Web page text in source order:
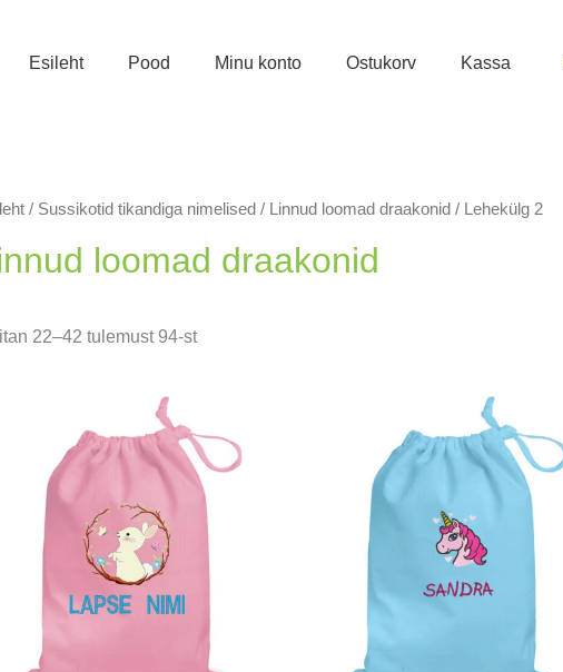
Esileht Pood Minu konto Ostukorv Kassa
/ Sussikotid tikandiga nimelised / Linnud loomad draakonid / Lehekülg 2
loomad draakonid
22–42 tulemust 94-stSorditud